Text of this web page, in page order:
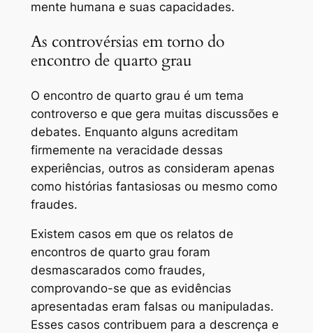
mente humana e suas capacidades.
As controvérsias em torno do
encontro de quarto grau
O encontro de quarto grau é um tema
controverso e que gera muitas discussões e
debates. Enquanto alguns acreditam
firmemente na veracidade dessas
experiências, outros as consideram apenas
como histórias fantasiosas ou mesmo como
fraudes.
Existem casos em que os relatos de
encontros de quarto grau foram
desmascarados como fraudes,
comprovando-se que as evidências
apresentadas eram falsas ou manipuladas.
Esses casos contribuem para a descrença e